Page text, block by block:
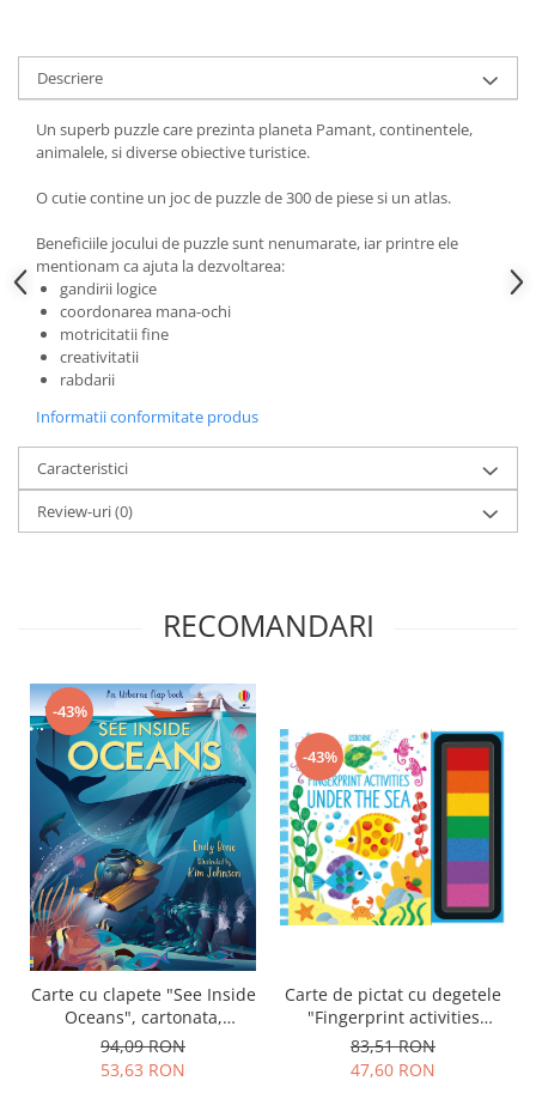
Descriere
Un superb puzzle care prezinta planeta Pamant, continentele,
animalele, si diverse obiective turistice.
O cutie contine un joc de puzzle de 300 de piese si un atlas.
Beneficiile jocului de puzzle sunt nenumarate, iar printre ele
mentionam ca ajuta la dezvoltarea:
gandirii logice
coordonarea mana-ochi
motricitatii fine
creativitatii
rabdarii
Informatii conformitate produs
Caracteristici
Review-uri(0)
RECOMANDARI
-43%
Carte cu clapete "See Inside
Oceans", cartonata,
Usborne
94,09 RON
53,63 RON
-43%
Carte de pictat cu degetele
"Fingerprint activities
Under the sea", Usborne
83,51 RON
47,60 RON